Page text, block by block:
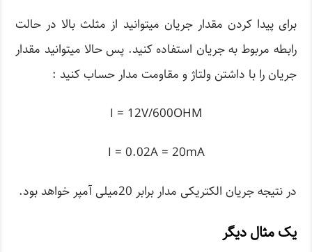
برای پیدا کردن مقدار جریان می­توانید از مثلث بالا در حالت
رابطه مربوط به جریان استفاده کنید. پس حالا می­توانید مقدار
جریان را با داشتن ولتاژ و مقاومت مدار حساب کنید :
I = 12V/600OHM
I = 0.02A = 20mA
در نتیجه جریان الکتریکی مدار برابر 20میلی آمپر خواهد بود.
یک مثال دیگر